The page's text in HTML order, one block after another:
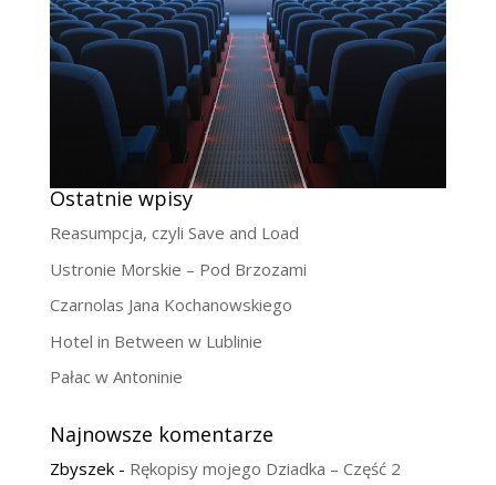
Ostatnie wpisy
Reasumpcja, czyli Save and Load
Ustronie Morskie – Pod Brzozami
Czarnolas Jana Kochanowskiego
Hotel in Between w Lublinie
Pałac w Antoninie
Najnowsze komentarze
Zbyszek- Rękopisy mojego Dziadka – Część 2